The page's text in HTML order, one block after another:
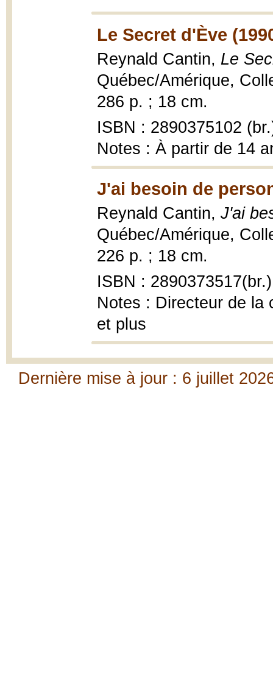
Le Secret d'Ève
Reynald Cantin, Le
Québec/Amérique,
286 p. ; 18 cm.
ISBN : 2890375102
Notes : À partir de 14
J'ai besoin de
Reynald Cantin, J'ai
Québec/Amérique,
226 p. ; 18 cm.
ISBN : 2890373517(br.)
Notes : Directeur de la
et plus
Dernière mise à jour : 6 juillet